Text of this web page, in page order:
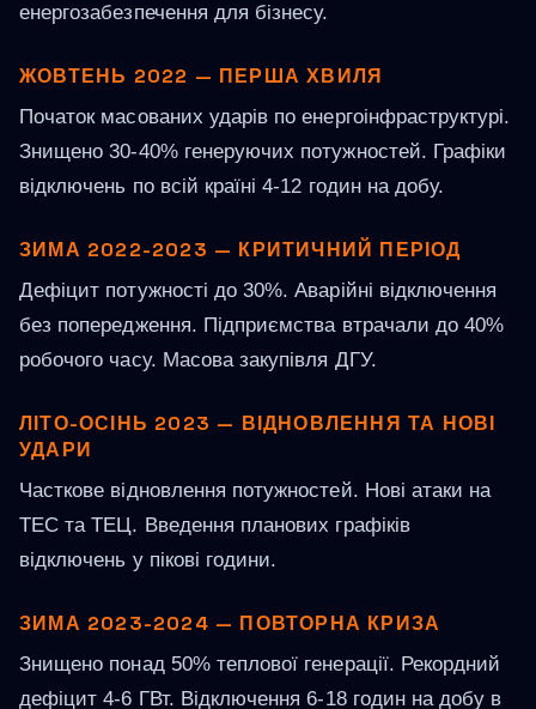
енергозабезпечення для бізнесу.
ЖОВТЕНЬ 2022 — ПЕРША ХВИЛЯ
Початок масованих ударів по енергоінфраструктурі.
Знищено 30-40% генеруючих потужностей. Графіки
відключень по всій країні 4-12 годин на добу.
ЗИМА 2022-2023 — КРИТИЧНИЙ ПЕРІОД
Дефіцит потужності до 30%. Аварійні відключення
без попередження. Підприємства втрачали до 40%
робочого часу. Масова закупівля ДГУ.
ЛІТО-ОСІНЬ 2023 — ВІДНОВЛЕННЯ ТА НОВІ
УДАРИ
Часткове відновлення потужностей. Нові атаки на
ТЕС та ТЕЦ. Введення планових графіків
відключень у пікові години.
ЗИМА 2023-2024 — ПОВТОРНА КРИЗА
Знищено понад 50% теплової генерації. Рекордний
дефіцит 4-6 ГВт. Відключення 6-18 годин на добу в